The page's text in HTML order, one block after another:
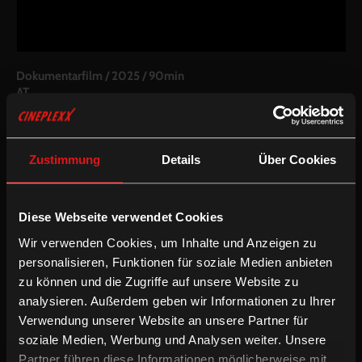
Zustimmung Details Über Cookies
Diese Webseite verwendet Cookies
Wir verwenden Cookies, um Inhalte und Anzeigen zu
personalisieren, Funktionen für soziale Medien anbieten
zu können und die Zugriffe auf unsere Website zu
analysieren. Außerdem geben wir Informationen zu Ihrer
Verwendung unserer Website an unsere Partner für
soziale Medien, Werbung und Analysen weiter. Unsere
Partner führen diese Informationen möglicherweise mit
Dokumentarfilm / 2025 / 90min
AT
Regie:Judith Zdesar
Drehbuch:Judith Zdesar
Kamera:Judith Zdesar
Besetzung:Christian Pfeiffer, Norbert Schmidtberger, Sigmund
Kandelsdorfer, Peter Lenauer, Manuel Eckenfellner, Jakob Legat
u. a.
Dokumentarfilm
In einer Welt, in der Katastrophen allgegenwärtig sind,
begleitetdie Regisseurin Judith Zdesar im Dokumentarfilm
ALARM die freiwilligen Feuerwehrleute von Wiener Neustadt bei